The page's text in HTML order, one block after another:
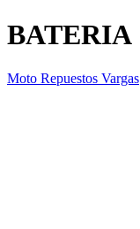
BATERIA
Moto Repuestos Vargas